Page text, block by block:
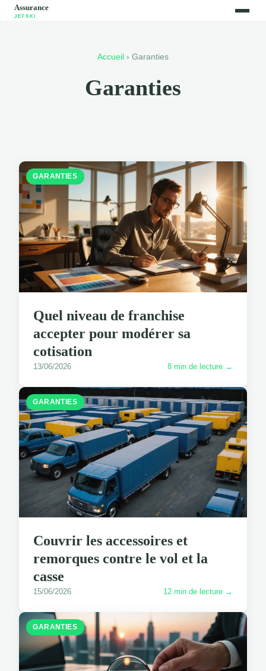
Accueil › Garanties
Garanties
GARANTIES
Quel niveau de franchise
accepter pour modérer sa
cotisation
13/06/2026 8 min de lecture →
GARANTIES
Couvrir les accessoires et
remorques contre le vol et la
casse
15/06/2026 12 min de lecture →
GARANTIES